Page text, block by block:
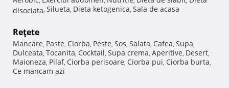
disociata, Silueta, Dieta ketogenica, Sala de acasa
Reţete
Mancare, Paste, Ciorba, Peste, Sos, Salata, Cafea, Supa,
Dulceata, Tocanita, Cocktail, Supa crema, Aperitive, Desert,
Maioneza, Pilaf, Ciorba perisoare, Ciorba pui, Ciorba burta,
Ce mancam azi